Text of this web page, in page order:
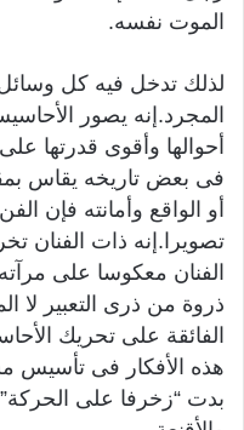
الموت نفسه.
لذلك تدخل فيه كل وسائل
المجرد.إنه يصور
أحوالها وأقوى قدرتها على
فى بعض تاريخه يقاس
أو الواقع وأمانته فإن
تصويرا.إنه ذات الفنان
الفنان معكوسا على
ذروة من ذرى التعبير لا
الفائقة على تحريك
هذه الأفكار فى تأسيس
بدت “زخرفا على